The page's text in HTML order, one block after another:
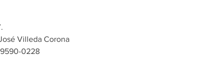
Villeda Corona
0228